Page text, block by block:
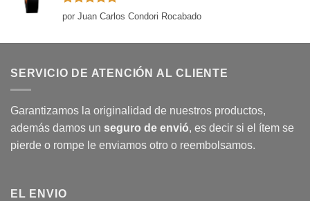
Valorado
con
por Juan Carlos Condori Rocabado
SERVICIO DE ATENCIÓN AL CLIENTE
Garantizamos la originalidad de nuestros productos,
además damos un seguro de envió, es decir si el ítem se
pierde o rompe le enviamos otro o reembolsamos.
EL ENVIO